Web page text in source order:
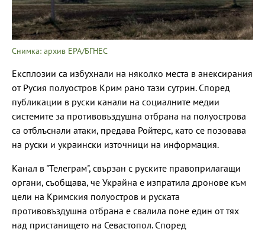
Снимка: архив EPA/БГНЕС
Експлозии са избухнали на няколко места в анексирания
от Русия полуостров Крим рано тази сутрин. Според
публикации в руски канали на социалните медии
системите за противовъздушна отбрана на полуострова
са отблъснали атаки, предава Ройтерс, като се позовава
на руски и украински източници на информация.
Канал в "Телеграм", свързан с руските правоприлагащи
органи, съобщава, че Украйна е изпратила дронове към
цели на Кримския полуостров и руската
противовъздушна отбрана е свалила поне един от тях
над пристанището на Севастопол. Според